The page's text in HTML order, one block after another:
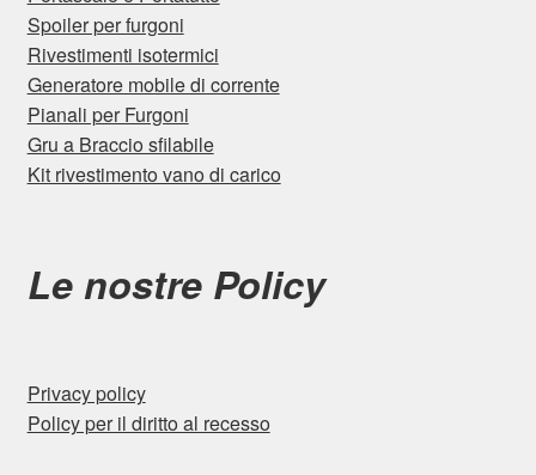
Spoiler per furgoni
Rivestimenti isotermici
Generatore mobile di corrente
Pianali per Furgoni
Gru a Braccio sfilabile
Kit rivestimento vano di carico
Le nostre Policy
Privacy policy
Policy per il diritto al recesso